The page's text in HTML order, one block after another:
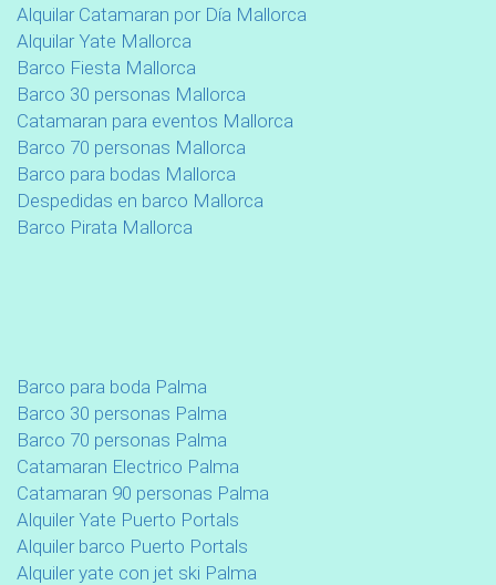
Alquilar Catamaran por Día Mallorca
Alquilar Yate Mallorca
Barco Fiesta Mallorca
Barco 30 personas Mallorca
Catamaran para eventos Mallorca
Barco 70 personas Mallorca
Barco para bodas Mallorca
Despedidas en barco Mallorca
Barco Pirata Mallorca
Barco para boda Palma
Barco 30 personas Palma
Barco 70 personas Palma
Catamaran Electrico Palma
Catamaran 90 personas Palma
Alquiler Yate Puerto Portals
Alquiler barco Puerto Portals
Alquiler yate con jet ski Palma